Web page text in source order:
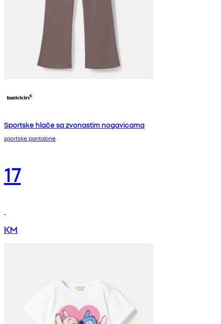
Sportske hlače sa zvonastim nogavicama
sportske pantalone
17
KM